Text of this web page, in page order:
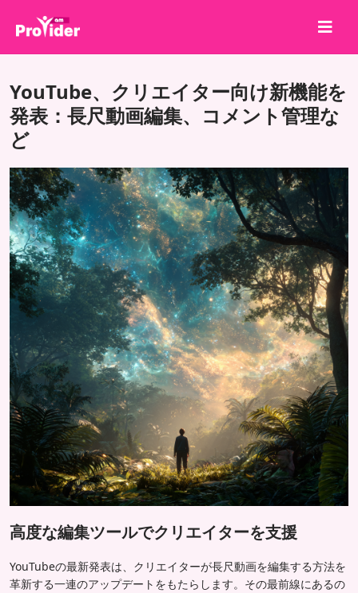
会社概要
ログイン
サインアップ
サービス
API
利用規約
ブログ
YouTube、クリエイター向け新機能を
発表：長尺動画編集、コメント管理な
ど
高度な編集ツールでクリエイターを支援
YouTubeの最新発表は、クリエイターが長尺動画を編集する方法を
革新する一連のアップデートをもたらします。その最前線にあるの